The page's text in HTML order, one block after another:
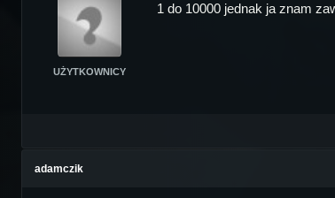
UŻYTKOWNICY
1 do 10000 jednak ja znam
adamczik